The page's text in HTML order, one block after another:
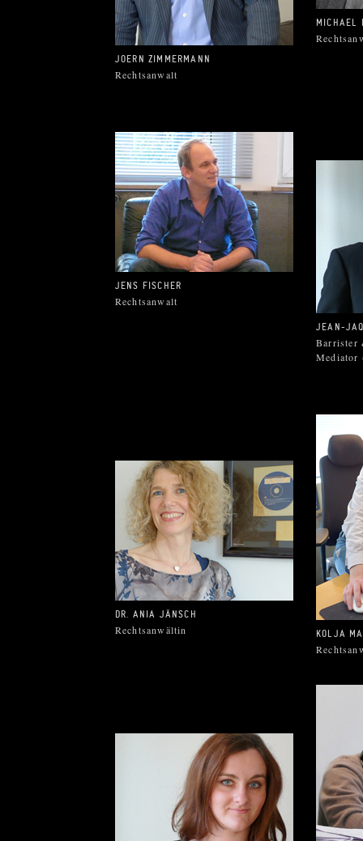
JOERN ZIMMERMANN
Rechtsanwalt
MICHAEL
JENS FISCHER
Rechtsanwalt
JEAN-
Barrister
Mediator
DR. ANIA JÄNSCH
Rechtsanwältin KOLJA